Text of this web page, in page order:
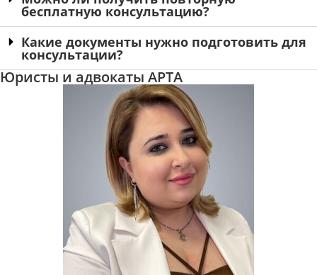
бесплатную консультацию?
Какие документы нужно подготовить для
консультации?
Юристы и адвокаты АРТА